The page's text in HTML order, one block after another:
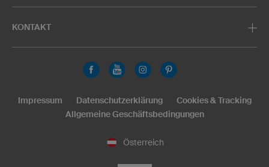
KONTAKT
Österreich
Impressum Datenschutzerklärung
Cookies & Tracking
Allgemeine Geschäftsbedingungen